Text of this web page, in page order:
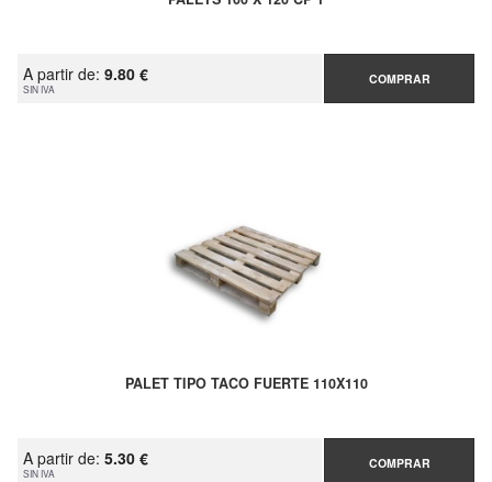
A partir de: 9.80 €
SIN IVA
COMPRAR
PALET TIPO TACO FUERTE 110X110
A partir de: 5.30 €
SIN IVA
COMPRAR